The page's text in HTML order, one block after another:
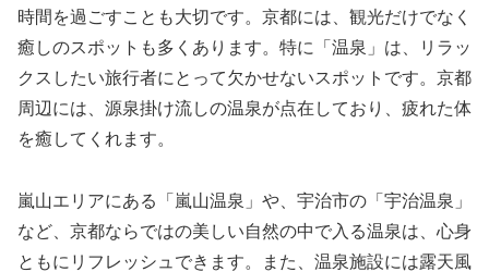
時間を過ごすことも大切です。京都には、観光だけでなく
癒しのスポットも多くあります。特に「温泉」は、リラッ
クスしたい旅行者にとって欠かせないスポットです。京都
周辺には、源泉掛け流しの温泉が点在しており、疲れた体
を癒してくれます。
嵐山エリアにある「嵐山温泉」や、宇治市の「宇治温泉」
など、京都ならではの美しい自然の中で入る温泉は、心身
ともにリフレッシュできます。また、温泉施設には露天風